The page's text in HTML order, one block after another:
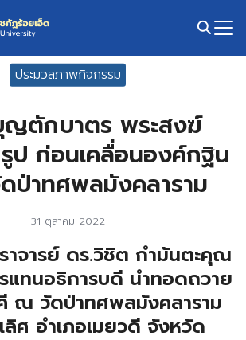
ประมวลภาพกิจกรรม
ตักบาตร พระสงฆ์
ป ก่อนเคลื่อนองค์กฐิน
ป่าทศพลมังคลาราม
31 ตุลาคม 2022
าจารย์ ดร.วิชิต กำมันตะคุณ
แทนอธิการบดี นำทอดถวาย
ณ วัดป่าทศพลมังคลาราม
ลิศ อำเภอเมยวดี จังหวัด